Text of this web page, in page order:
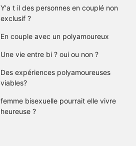
Y'a t il des personnes en couplé non
exclusif ?
En couple avec un polyamoureux
Une vie entre bi ? oui ou non ?
Des expériences polyamoureuses
viables?
femme bisexuelle pourrait elle vivre
heureuse ?